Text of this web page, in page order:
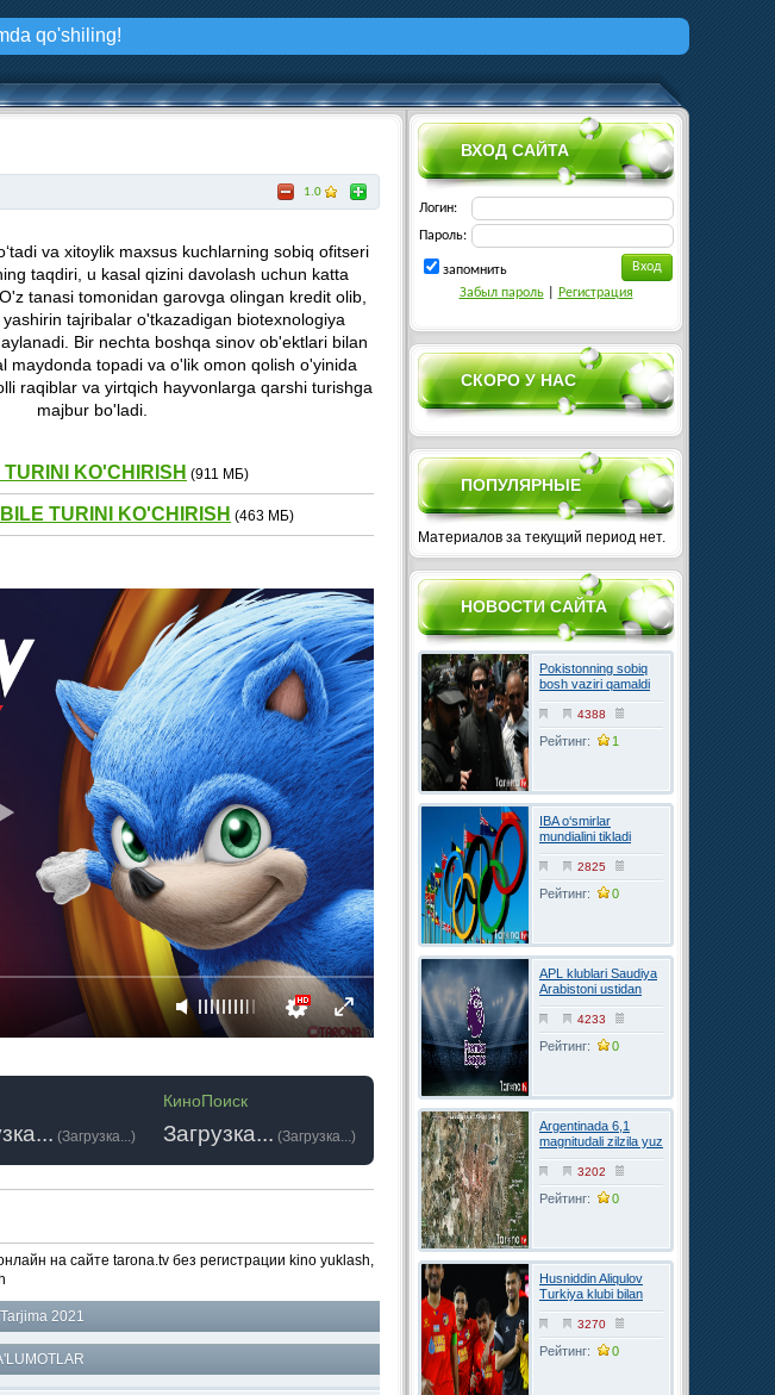
qo'shiling!
1.0
va xitoylik maxsus kuchlarning sobiq ofitseri
taqdiri, u kasal qizini davolash uchun katta
tanasi tomonidan garovga olingan kredit olib,
tajribalar o'tkazadigan biotexnologiya
Bir nechta boshqa sinov ob'ektlari bilan
maydonda topadi va o'lik omon qolish o'yinida
raqiblar va yirtqich hayvonlarga qarshi turishga
majbur bo'ladi.
KO'CHIRISH (911 МБ)
TURINI KO'CHIRISH (463 МБ)
(Загрузка...)
КиноПоиск
Загрузка... (Загрузка...)
на сайте tarona.tv без регистрации kino yuklash,
2021
ВХОД САЙТА
Логин:
Пароль:
запомнить
Забыл пароль| Регистрация
СКОРО У НАС
ПОПУЛЯРНЫЕ
Материалов за текущий период нет.
НОВОСТИ САЙТА
Pokistonning sobiq
bosh vaziri qamaldi
4388
Рейтинг: 1
IBA o‘smirlar
mundialini tikladi
2825
Рейтинг: 0
APL klublari Saudiya
Arabistoni ustidan
FIFAga shikoyat
qilmoqchi4233
Рейтинг: 0
Argentinada 6,1
magnitudali zilzila yuz
berdi
3202
Рейтинг: 0
Husniddin Aliqulov
Turkiya klubi bilan
kelishuvga erishdi
3270
Рейтинг: 0